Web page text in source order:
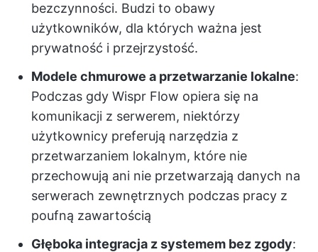
bezczynności. Budzi to obawy
użytkowników, dla których ważna jest
prywatność i przejrzystość.
Modele chmurowe a przetwarzanie lokalne:
Podczas gdy Wispr Flow opiera się na
komunikacji z serwerem, niektórzy
użytkownicy preferują narzędzia z
przetwarzaniem lokalnym, które nie
przechowują ani nie przetwarzają danych na
serwerach zewnętrznych podczas pracy z
poufną zawartością
Głęboka integracja z systemem bez zgody: